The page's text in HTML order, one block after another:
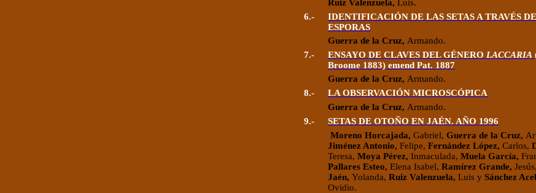
Ruiz Valenzuela, Luis.
6.-
IDENTIFICACIÓN DE LAS SETAS A TRAVÉS
ESPORAS
Guerra de la Cruz, Armando.
7.-
ENSAYO DE CLAVES DEL GÉNERO LACCARIA
Broome 1883) emend Pat. 1887
Guerra de la Cruz, Armando.
8.-
LA OBSERVACIÓN MICROSCÓPICA
Guerra de la Cruz, Armando.
9.-
SETAS DE OTOÑO EN JAÉN. AÑO 1996
Moreno Horcajada, Gabriel, Guerra de la Cruz,
Jiménez Antonio, Felipe, Fernández López, Carlos,
Teresa, Moya Pérez, Inmaculada, Muela García,
Pallares Esteo, Elena Isabel, Ramírez Grande, Jesús,
Jaén, Yolanda, Ruiz Valenzuela, Luis y Sánchez
Ovidio.